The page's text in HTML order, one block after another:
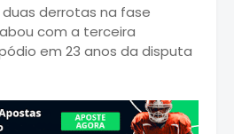
derrotas na fase
com a terceira
em 23 anos da disputa